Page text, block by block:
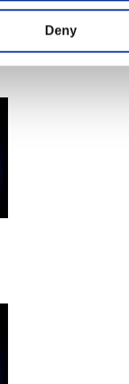
Deny